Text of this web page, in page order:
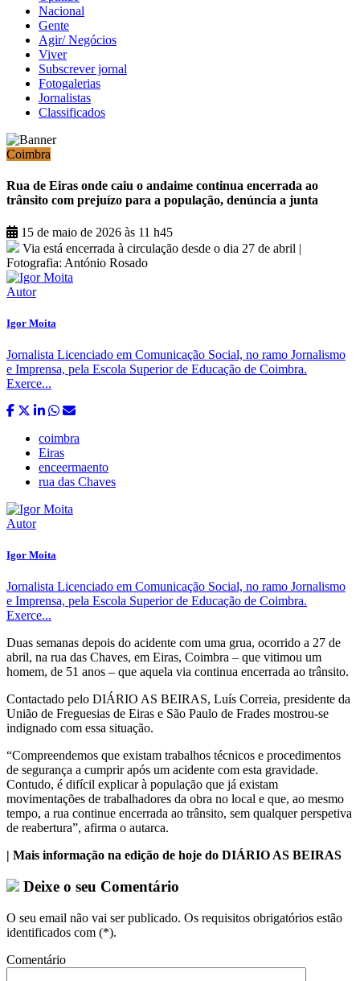
Nacional
Gente
Agir/ Negócios
Viver
Subscrever jornal
Fotogalerias
Jornalistas
Classificados
Coimbra
Rua de Eiras onde caiu o andaime continua encerrada ao
trânsito com prejuízo para a população, denúncia a junta
15 de maio de 2026 às 11 h45
Via está encerrada à circulação desde o dia 27 de abril |
Fotografia: António Rosado
Autor
Igor Moita
Jornalista Licenciado em Comunicação Social, no ramo Jornalismo
e Imprensa, pela Escola Superior de Educação de Coimbra.
Exerce...
coimbra
Eiras
enceermaento
rua das Chaves
Autor
Igor Moita
Jornalista Licenciado em Comunicação Social, no ramo Jornalismo
e Imprensa, pela Escola Superior de Educação de Coimbra.
Exerce...
Duas semanas depois do acidente com uma grua, ocorrido a 27 de
abril, na rua das Chaves, em Eiras, Coimbra – que vitimou um
homem, de 51 anos – que aquela via continua encerrada ao trânsito.
Contactado pelo DIÁRIO AS BEIRAS, Luís Correia, presidente da
União de Freguesias de Eiras e São Paulo de Frades mostrou-se
indignado com essa situação.
“Compreendemos que existam trabalhos técnicos e procedimentos
de segurança a cumprir após um acidente com esta gravidade.
Contudo, é difícil explicar à população que já existam
movimentações de trabalhadores da obra no local e que, ao mesmo
tempo, a rua continue encerrada ao trânsito, sem qualquer perspetiva
de reabertura”, afirma o autarca.
| Mais informação na edição de hoje do DIÁRIO AS BEIRAS
Deixe o seu Comentário
O seu email não vai ser publicado. Os requisitos obrigatórios estão
identificados com (*).
Comentário